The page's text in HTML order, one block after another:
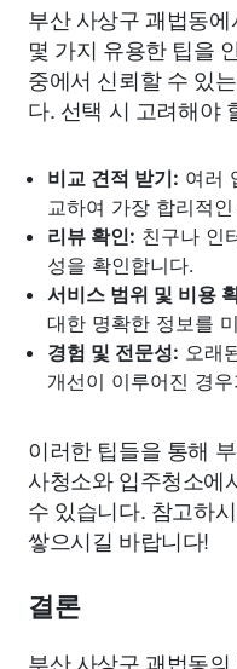
부산 사상구 괘법동
몇 가지 유용한 팁을
중에서 신뢰할 수 있
다. 선택 시 고려해야
비교 견적 받기: 여러
교하여 가장 합리적
리뷰 확인: 친구나 인
성을 확인합니다.
서비스 범위 및 비용
대한 명확한 정보를
경험 및 전문성: 오래
개선이 이루어진 경
이러한 팁들을 통해
사청소와 입주청소에
수 있습니다. 참고하
쌓으시길 바랍니다!
결론
부산 사상구 괘법동